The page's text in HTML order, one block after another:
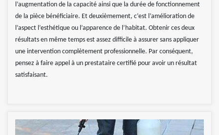
l’augmentation de la capacité ainsi que la durée de fonctionnement
de la pièce bénéficiaire. Et deuxièmement, c’est l’amélioration de
l’aspect l’esthétique ou l’apparence de l’habitat. Obtenir ces deux
résultats en même temps est assez difficile à assurer sans appliquer
une intervention complètement professionnelle. Par conséquent,
pensez à faire appel à un prestataire certifié pour avoir un résultat
satisfaisant.